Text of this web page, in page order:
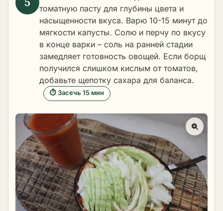
томатную пасту для глубины цвета и
насыщенности вкуса. Варю 10-15 минут до
мягкости капусты. Солю и перчу по вкусу
в конце варки – соль на ранней стадии
замедляет готовность овощей. Если борщ
получился слишком кислым от томатов,
добавьте щепотку сахара для баланса.
⏱ Засечь 15 мин